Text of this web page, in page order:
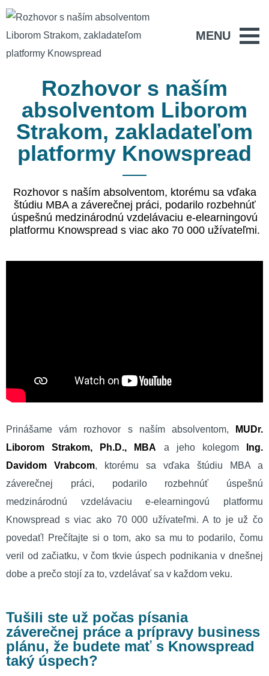
MENU
Rozhovor s naším
absolventom Liborom
Strakom, zakladateľom
platformy Knowspread
Rozhovor s naším absolventom, ktorému sa vďaka
štúdiu MBA a záverečnej práci, podarilo rozbehnúť
úspešnú medzinárodnú vzdelávaciu e-elearningovú
platformu Knowspread s viac ako 70 000 užívateľmi.
Prinášame vám rozhovor s naším absolventom,
MUDr.
Liborom Strakom, Ph.D., MBA a jeho kolegom
Ing.
Davidom Vrabcom, ktorému sa vďaka štúdiu MBA a
záverečnej práci, podarilo rozbehnúť úspešnú
medzinárodnú vzdelávaciu e-elearningovú platformu
Knowspread s viac ako 70 000 užívateľmi. A to je už čo
povedať! Prečítajte si o tom, ako sa mu to podarilo, čomu
veril od začiatku, v čom tkvie úspech podnikania v dnešnej
dobe a prečo stojí za to, vzdelávať sa v každom veku.
Tušili ste už počas písania
záverečnej práce a prípravy business
plánu, že budete mať s Knowspread
taký úspech?